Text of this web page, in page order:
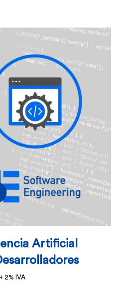
múltiples
variantes.
Las
opciones
se
pueden
elegir
en
la
página
de
producto
Artificial
+ 2% IVA